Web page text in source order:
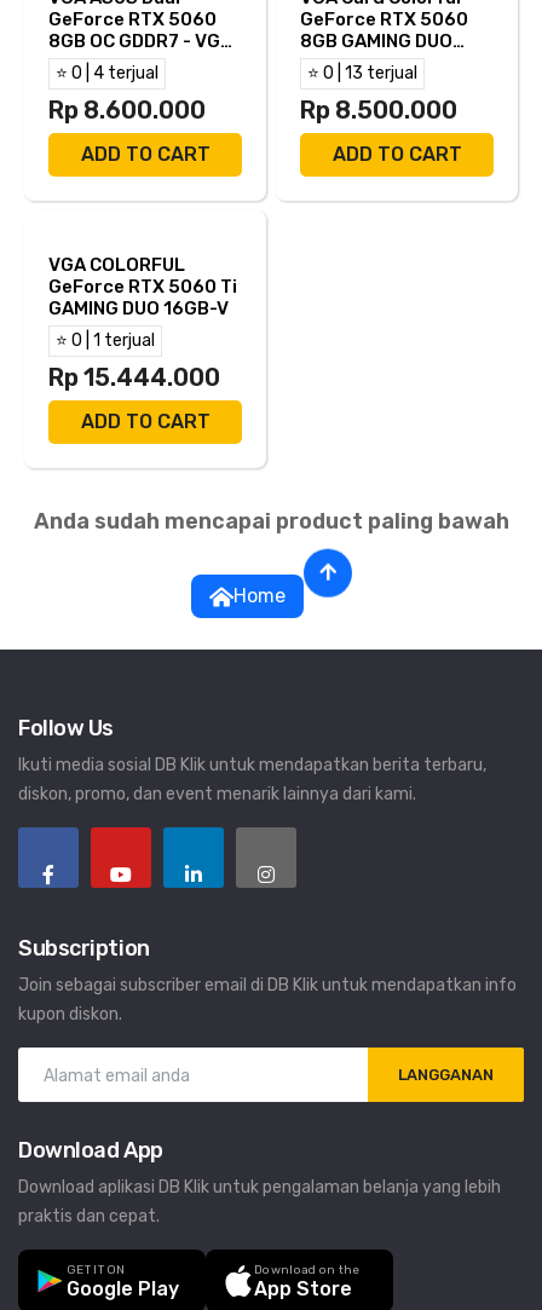
GeForce RTX 5060
8GB OC GDDR7 - VGA
RTX 5060
⭐ 0 | 4 terjual
Rp 8.600.000
ADD TO CART
GeForce RTX 5060
8GB GAMING DUO
8GB-V GDDR7
⭐ 0 | 13 terjual
Rp 8.500.000
ADD TO CART
VGA COLORFUL
GeForce RTX 5060 Ti
GAMING DUO 16GB-V
⭐ 0 | 1 terjual
Rp 15.444.000
ADD TO CART
Anda sudah mencapai product paling bawah
Home
Follow Us
Ikuti media sosial DB Klik untuk mendapatkan berita terbaru,
diskon, promo, dan event menarik lainnya dari kami.
Subscription
Join sebagai subscriber email di DB Klik untuk mendapatkan info
kupon diskon.
LANGGANAN
Download App
Download aplikasi DB Klik untuk pengalaman belanja yang lebih
praktis dan cepat.
GET IT ON
Google Play
Download on the
App Store